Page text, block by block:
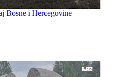
Bosne i Hercegovine